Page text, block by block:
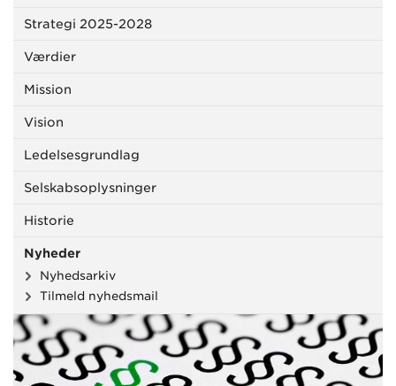
Strategi 2025-2028
Værdier
Mission
Vision
Ledelsesgrundlag
Selskabsoplysninger
Historie
Nyheder
Nyhedsarkiv
Tilmeld nyhedsmail